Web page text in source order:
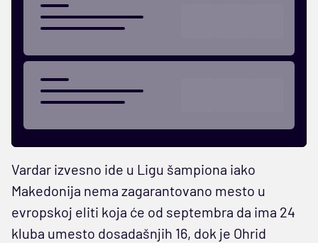
Vardar izvesno ide u Ligu šampiona iako
Makedonija nema zagarantovano mesto u
evropskoj eliti koja će od septembra da ima 24
kluba umesto dosadašnjih 16, dok je Ohrid